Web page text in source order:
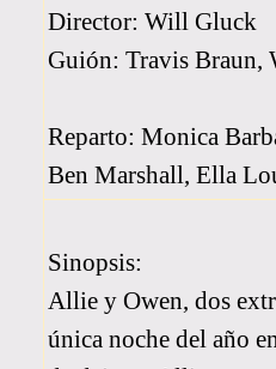
Director: Will Gluck
Guión: Travis Braun,
Reparto: Monica
Ben Marshall, Ella
Sinopsis:
Allie y Owen, dos
única noche del año